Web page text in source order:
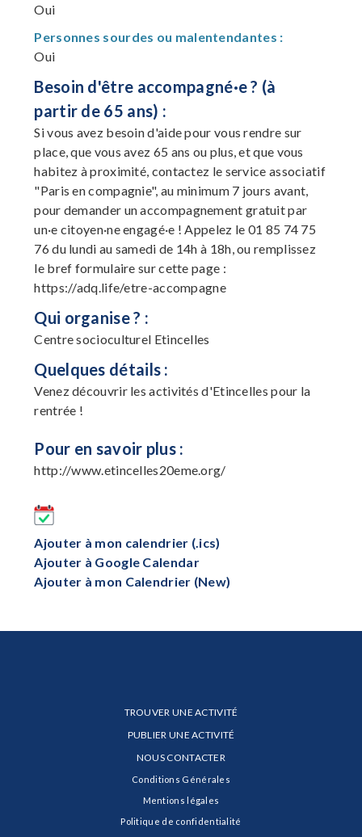
Oui
Personnes sourdes ou malentendantes :
Oui
Besoin d'être accompagné·e ? (à
partir de 65 ans) :
Si vous avez besoin d'aide pour vous rendre sur
place, que vous avez 65 ans ou plus, et que vous
habitez à proximité, contactez le service associatif
"Paris en compagnie", au minimum 7 jours avant,
pour demander un accompagnement gratuit par
un·e citoyen·ne engagé·e ! Appelez le 01 85 74 75
76 du lundi au samedi de 14h à 18h, ou remplissez
le bref formulaire sur cette page :
https://adq.life/etre-accompagne
Qui organise ? :
Centre socioculturel Etincelles
Quelques détails :
Venez découvrir les activités d'Etincelles pour la
rentrée !
Pour en savoir plus :
http://www.etincelles20eme.org/
Ajouter à mon calendrier (.ics)
Ajouter à Google Calendar
Ajouter à mon Calendrier (New)
TROUVER UNE ACTIVITÉ
PUBLIER UNE ACTIVITÉ
NOUS CONTACTER
Conditions Générales
Mentions légales
Politique de confidentialité